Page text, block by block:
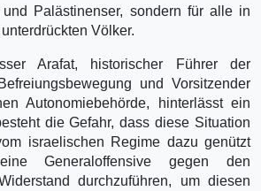
und Palästinenser, sondern für alle in
Völker.
Arafat, historischer Führer der
und Vorsitzender
Autonomiebehörde, hinterlässt ein
die Gefahr, dass diese Situation
israelischen Regime dazu genützt
Generaloffensive gegen den
durchzuführen, um diesen